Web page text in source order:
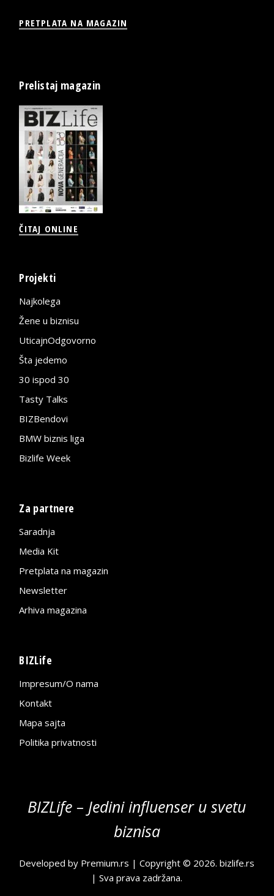
PRETPLATA NA MAGAZIN
Prelistaj magazin
ČITAJ ONLINE
Projekti
Najkolega
Žene u biznisu
UticajnOdgovorno
Šta jedemo
30 ispod 30
Tasty Talks
BIZBendovi
BMW biznis liga
Bizlife Week
Za partnere
Saradnja
Media Kit
Pretplata na magazin
Newsletter
Arhiva magazina
BIZLife
Impresum/O nama
Kontakt
Mapa sajta
Politika privatnosti
BIZLife – Jedini influenser u svetu
biznisa
Developed by Premium.rs | Copyright © 2026.bizlife.rs
| Sva prava zadržana.